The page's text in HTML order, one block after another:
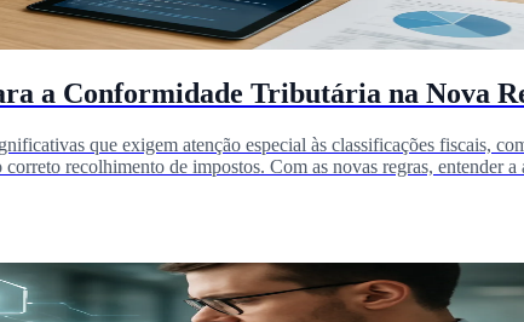
a Conformidade Tributária na Nova
que exigem atenção especial às classificações fiscais,
recolhimento de impostos. Com as novas regras, entender